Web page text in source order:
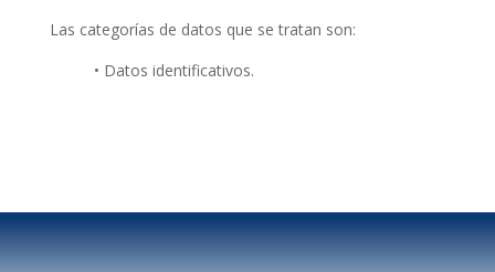
Las categorías de datos que se tratan son:
• Datos identificativos.